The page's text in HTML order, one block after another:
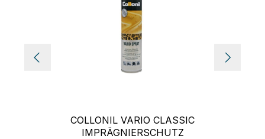
COLLONIL VARIO CLASSIC
IMPRÄGNIERSCHUTZ